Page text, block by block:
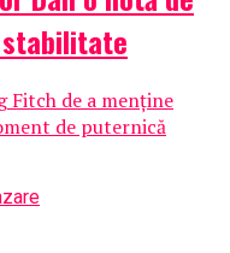
Fitch de a menține
de puternică